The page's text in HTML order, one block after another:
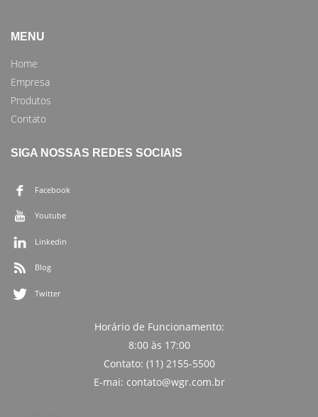
MENU
Home
Empresa
Produtos
Contato
SIGA NOSSAS REDES SOCIAIS
Facebook
Youtube
Linkedin
Blog
Twitter
Horário de Funcionamento:
8:00 às 17:00
Contato: (11) 2155-5500
E-mai: contato@wgr.com.br